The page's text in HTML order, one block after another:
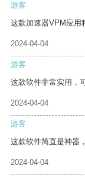
游客
这款加速器VPM应用
2024-04-04
游客
这款软件非常实用，
2024-04-04
游客
这款软件简直是神器
2024-04-04